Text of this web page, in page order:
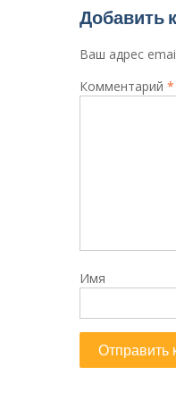
Добавить
Ваш адрес
Комментарий *
Имя